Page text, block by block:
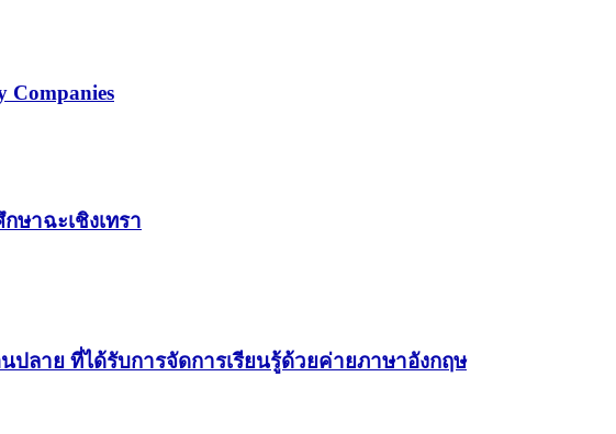
Companies
ษาฉะเชิงเทรา
ลาย ที่ได้รับการจัดการเรียนรู้ด้วยค่ายภาษาอังกฤษ